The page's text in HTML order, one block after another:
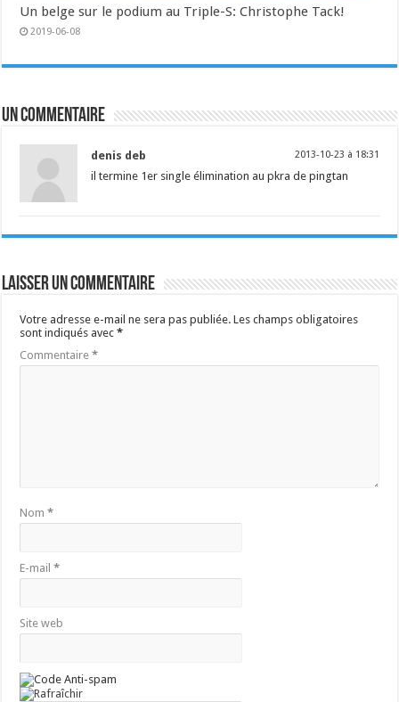
Un belge sur le podium au Triple-S: Christophe Tack!
2019-06-08
Un commentaire
denis deb 2013-10-23 à 18:31
il termine 1er single élimination au pkra de pingtan
Laisser un commentaire
Votre adresse e-mail ne sera pas publiée. Les champs obligatoires
sont indiqués avec*
Commentaire*
Nom*
E-mail*
Site web